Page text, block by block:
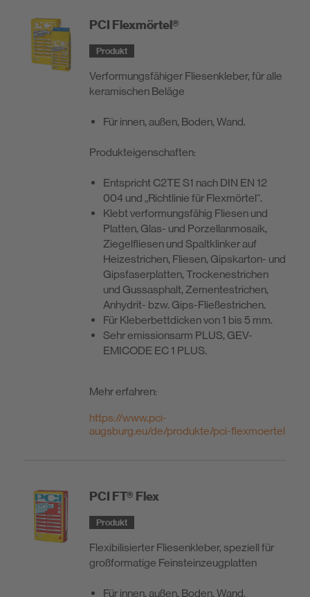
PCI Flexmörtel®
Produkt
Verformungsfähiger Fliesenkleber, für alle
keramischen Beläge
Für innen, außen, Boden, Wand.
Produkt­eigenschaften:
Entspricht C2TE S1 nach DIN EN 12
004 und „Richtlinie für Flexmörtel“.
Klebt verformungsfähig Fliesen und
Platten, Glas- und Porzel­lanmosaik,
Ziegelfliesen und Spaltklinker auf
Heizestrichen, Fliesen, Gipskarton- und
Gipsfaserplatten, Trockenestrichen
und Gussasphalt, Zement­estrichen,
Anhydrit- bzw. Gips-Fließestrichen.
Für Kleberbettdicken von 1 bis 5 mm.
Sehr emissionsarm PLUS, GEV-
EMICODE EC 1 PLUS.
Mehr erfahren:
https://www.pci-
augsburg.eu/de/produkte/pci-flexmoertel
PCI FT® Flex
Produkt
Flexibilisierter Fliesenkleber, speziell für
großformatige Feinsteinzeugplatten
Für innen, außen, Boden, Wand.